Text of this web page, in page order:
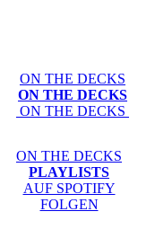
ON THE DECKS
ON THE DECKS
ON THE DECKS
ON THE DECKS
PLAYLISTS
AUF SPOTIFY
FOLGEN